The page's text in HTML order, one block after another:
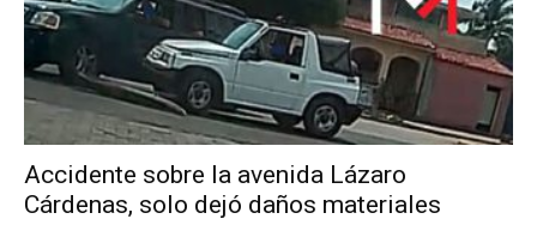
Accidente sobre la avenida Lázaro
Cárdenas, solo dejó daños materiales